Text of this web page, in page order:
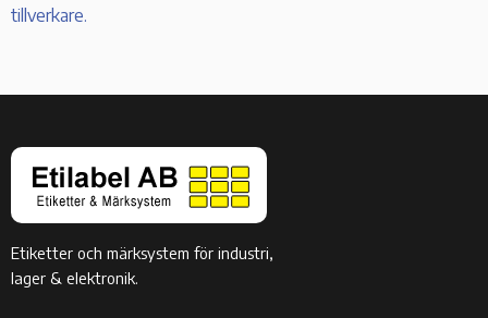
tillverkare.
Etiketter och märksystem för industri,
lager & elektronik.